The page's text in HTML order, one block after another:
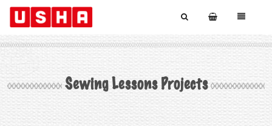
Sewing Lessons Projects